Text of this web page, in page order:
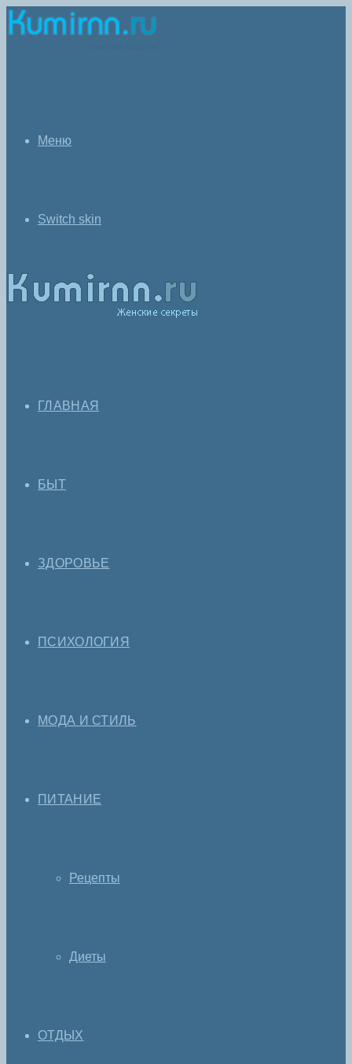
Меню
Switch skin
ГЛАВНАЯ
БЫТ
ЗДОРОВЬЕ
ПСИХОЛОГИЯ
МОДА И СТИЛЬ
ПИТАНИЕ
Рецепты
Диеты
ОТДЫХ